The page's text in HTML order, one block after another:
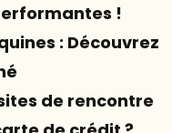
!
: Découvrez
de rencontre